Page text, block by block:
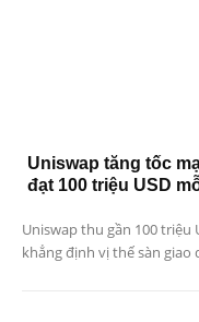
Uniswap tăng tốc
đạt 100 triệu USD
Uniswap thu gần 100 triệu
khẳng định vị thế sàn